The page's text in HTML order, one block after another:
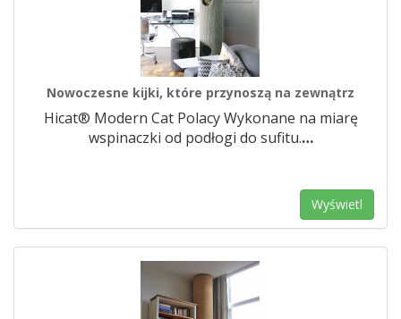
Nowoczesne kijki, które przynoszą na zewnątrz
Hicat® Modern Cat Polacy Wykonane na miarę
wspinaczki od podłogi do sufitu.…
Wyświetl